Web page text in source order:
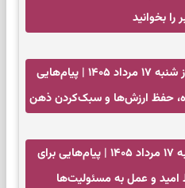
بخوانید
فال فرشتگان امروز شنبه ۱۷ مرداد ۱۴۰۵ | پیام‌هایی
حفظ ارزش‌ها و سبک‌کردن ذهن
فال انبیا امروز شنبه ۱۷ مرداد ۱۴۰۵ | پیام‌هایی برای
و عمل به مسئولیت‌ها